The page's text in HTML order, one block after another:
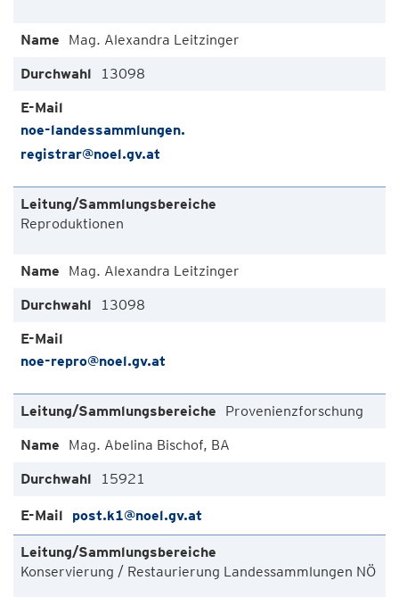
Mag. Alexandra Leitzinger
13098
noe-landessammlungen.
registrar@noel.gv.at
Reproduktionen
Mag. Alexandra Leitzinger
13098
noe-repro@noel.gv.at
Provenienzforschung
Mag. Abelina Bischof, BA
15921
post.k1@noel.gv.at
Konservierung / Restaurierung Landessammlungen NÖ